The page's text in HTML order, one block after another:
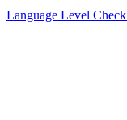
Language Level Check